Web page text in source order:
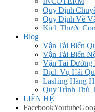
Quy Định
Quy Định Về
Kích Thước
Blog
Vận Tải Biển
Vận Tải Biển
Vận Tải Đường
Dịch Vụ Hải
Lashing Hàng
Quy Trình Thủ
LIÊN HỆ
FacebookYoutube